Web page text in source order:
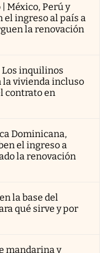
México, Perú y
ingreso al país a
la renovación
inquilinos
vivienda incluso
contrato en
Dominicana,
el ingreso a
la renovación
la base del
qué sirve y por
mandarina y